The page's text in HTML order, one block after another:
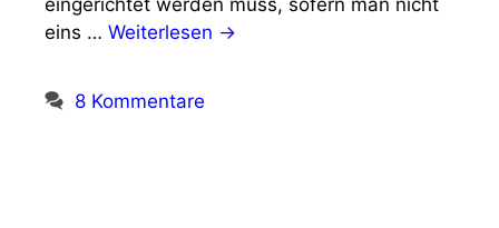
eingerichtet werden muss, sofern man nicht
eins … Weiterlesen →
8 Kommentare